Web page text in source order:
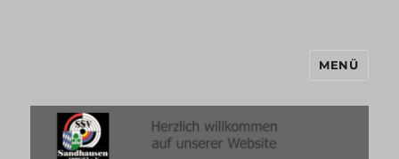
MENÜ